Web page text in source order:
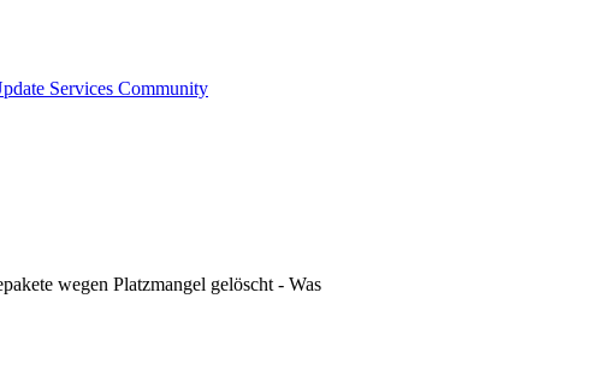
wegen Platzmangel gelöscht - Was